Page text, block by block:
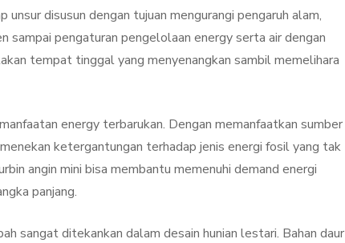
disusun dengan tujuan mengurangi pengaruh alam,
sampai pengaturan pengelolaan energy serta air dengan
tempat tinggal yang menyenangkan sambil memelihara
energy terbarukan. Dengan memanfaatkan sumber
ketergantungan terhadap jenis energi fosil yang tak
angin mini bisa membantu memenuhi demand energi
panjang.
sangat ditekankan dalam desain hunian lestari. Bahan daur